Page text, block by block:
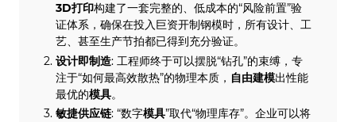
3D打印构建了一套完整的、低成本的“风险前置”验
证体系，确保在投入巨资开制钢模时，所有设计、工
艺、甚至生产节拍都已得到充分验证。
设计即制造: 工程师终于可以摆脱“钻孔”的束缚，专
注于“如何最高效散热”的物理本质， 自由建模出性能
最优的模具。
敏捷供应链: “数字模具”取代“物理库存”。企业可以将